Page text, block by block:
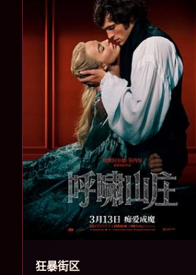
狂暴街区